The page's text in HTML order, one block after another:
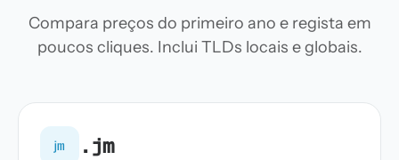
Compara preços do primeiro ano e regista em
poucos cliques. Inclui TLDs locais e globais.
jm .jm